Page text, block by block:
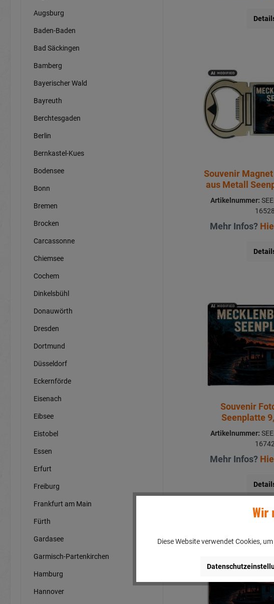
Augsburg
Baden-Baden
Bad Säckingen
Bamberg
Bayerischer Wald
Bayreuth
Berchtesgaden
Berlin
Bernkastel-Kues
Bodensee
Bonn
Bremen
Brocken
Carcassonne
Chiemsee
Cochem
Dinkelsbühl
Donauwörth
Dresden
Dortmund
Düsseldorf
Eckernförde
Eisenach
Eibsee
Eistobel
Essen
Erfurt
Freiburg
Frankfurt am Main
Fürth
Gardasee
Garmisch-Partenkirchen
Hamburg
Hannover
Souvenir
aus Metall
Artikelnummer:
16528
Mehr Infos?
Souvenir
Seenplatte
Artikelnummer:
16742
Mehr Infos?
Wir
Diese Website verwendet Cookies,